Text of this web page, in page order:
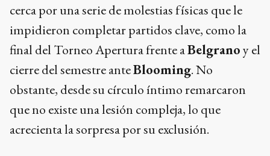
cerca por una serie de molestias físicas que le
impidieron completar partidos clave, como la
final del Torneo Apertura frente aBelgranoy el
cierre del semestre anteBlooming. No
obstante, desde su círculo íntimo remarcaron
que no existe una lesión compleja, lo que
acrecienta la sorpresa por su exclusión.